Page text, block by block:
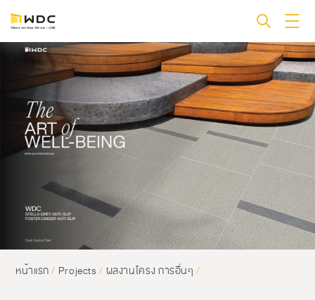
หน้าแรก/ Projects / ผลงานโครง การอื่นๆ /